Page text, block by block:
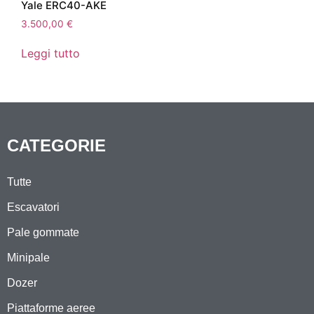
Yale ERC40-AKE
3.500,00 €
Leggi tutto
CATEGORIE
Tutte
Escavatori
Pale gommate
Minipale
Dozer
Piattaforme aeree